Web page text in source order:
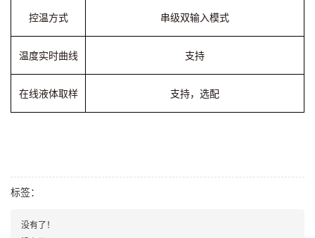
控温方式 串级双输入模式
温度实时曲线 支持
在线液体取样 支持，选配
标签：
没有了！